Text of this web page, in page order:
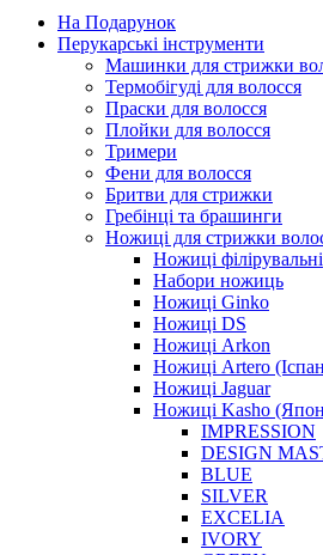
На Подарунок
Перукарські інструменти
Машинки для стрижки
Термобігуді для волосся
Праски для волосся
Плойки для волосся
Тримери
Фени для волосся
Бритви для стрижки
Гребінці та брашинги
Ножиці для стрижки
Ножиці філірувальні
Набори ножиць
Ножиці Ginko
Ножиці DS
Ножиці Arkon
Ножиці Artero
Ножиці Jaguar
Ножиці Kasho
IMPRESSION
DESIGN
BLUE
SILVER
EXCELIA
IVORY